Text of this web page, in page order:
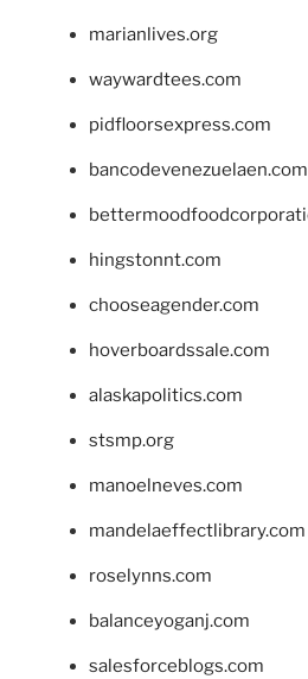
marianlives.org
waywardtees.com
pidfloorsexpress.com
bancodevenezuelaen.com
hingstonnt.com
chooseagender.com
hoverboardssale.com
alaskapolitics.com
stsmp.org
manoelneves.com
mandelaeffectlibrary.com
roselynns.com
balanceyoganj.com
salesforceblogs.com